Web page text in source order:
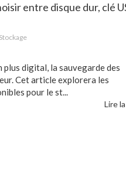
entre disque dur, clé
Stockage
plus digital, la sauvegarde des
Cet article explorera les
pour le st...
Lire